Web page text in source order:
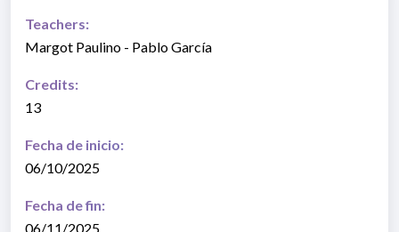
Teachers:
Margot Paulino - Pablo García
Credits:
13
Fecha de inicio:
06/10/2025
Fecha de fin:
06/11/2025